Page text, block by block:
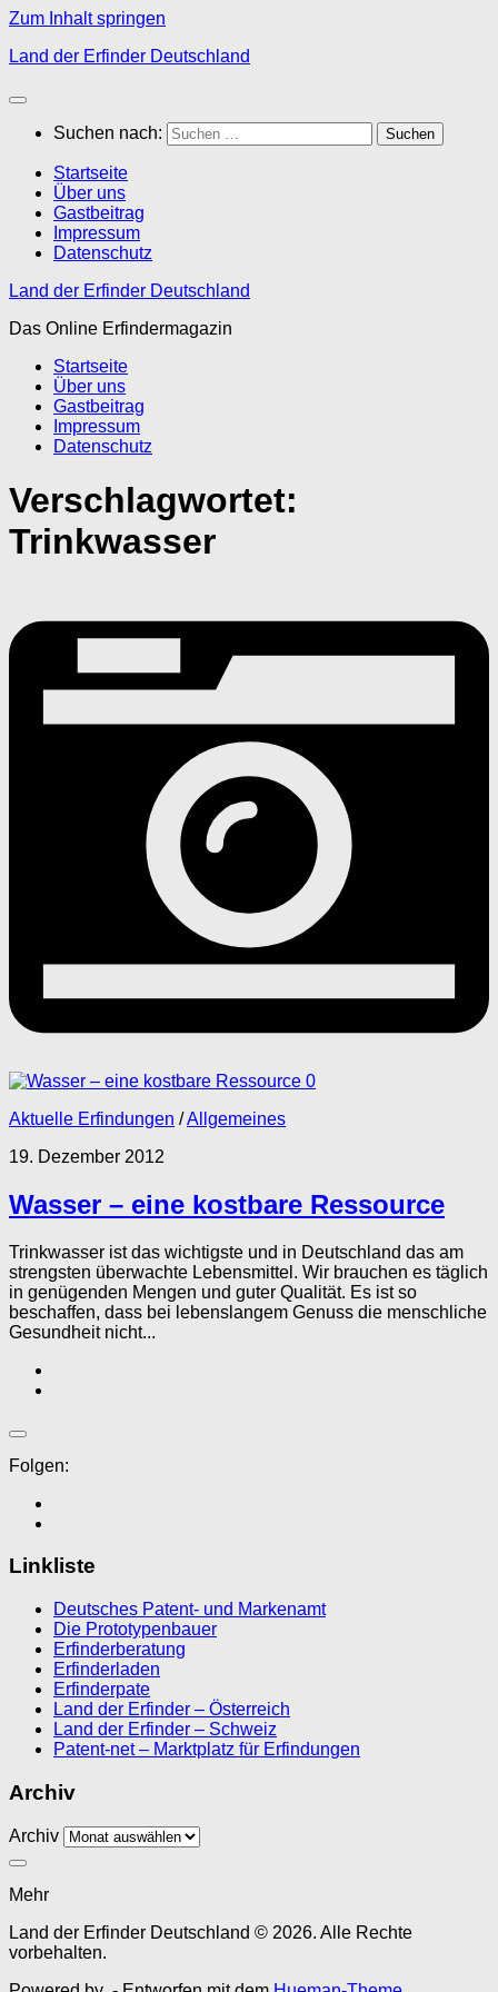
Zum Inhalt springen
Land der Erfinder Deutschland
Suchen nach:
Startseite
Über uns
Gastbeitrag
Impressum
Datenschutz
Land der Erfinder Deutschland
Das Online Erfindermagazin
Startseite
Über uns
Gastbeitrag
Impressum
Datenschutz
Verschlagwortet:
Trinkwasser
0
Aktuelle Erfindungen /Allgemeines
19. Dezember 2012
Wasser – eine kostbare Ressource
Trinkwasser ist das wichtigste und in Deutschland das am
strengsten überwachte Lebensmittel. Wir brauchen es täglich
in genügenden Mengen und guter Qualität. Es ist so
beschaffen, dass bei lebenslangem Genuss die menschliche
Gesundheit nicht...
Folgen:
Linkliste
Deutsches Patent- und Markenamt
Die Prototypenbauer
Erfinderberatung
Erfinderladen
Erfinderpate
Land der Erfinder – Österreich
Land der Erfinder – Schweiz
Patent-net – Marktplatz für Erfindungen
Archiv
Archiv
Mehr
Land der Erfinder Deutschland © 2026. Alle Rechte
vorbehalten.